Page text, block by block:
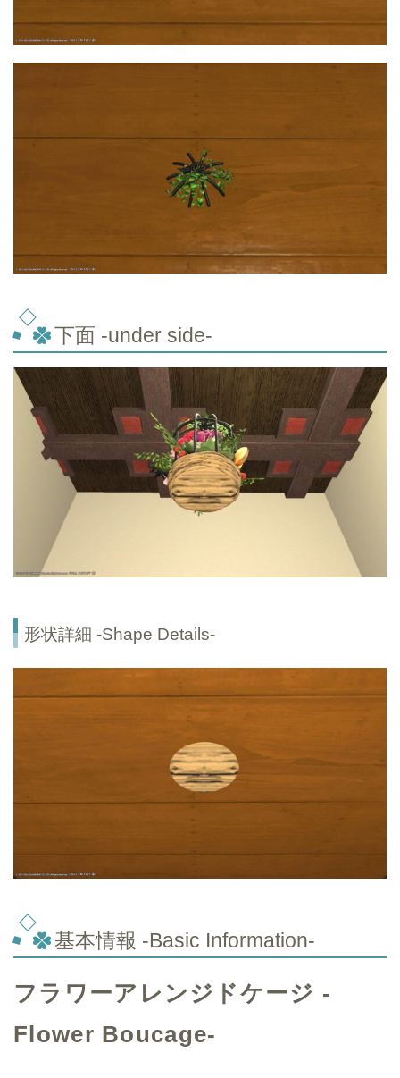
下面 -under side-
形状詳細 -Shape Details-
基本情報 -Basic Information-
フラワーアレンジドケージ -
Flower Boucage-